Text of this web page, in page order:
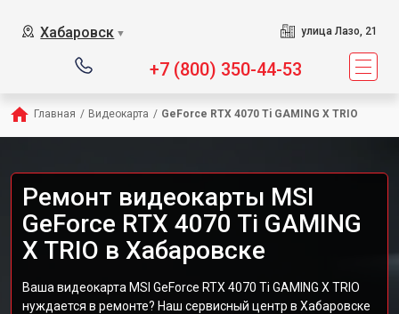
Хабаровск ▼ улица Лазо, 21
+7 (800) 350-44-53
Главная / Видеокарта / GeForce RTX 4070 Ti GAMING X TRIO
Ремонт видеокарты MSI
GeForce RTX 4070 Ti GAMING
X TRIO в Хабаровске
Ваша видеокарта MSI GeForce RTX 4070 Ti GAMING X TRIO
нуждается в ремонте? Наш сервисный центр в Хабаровске